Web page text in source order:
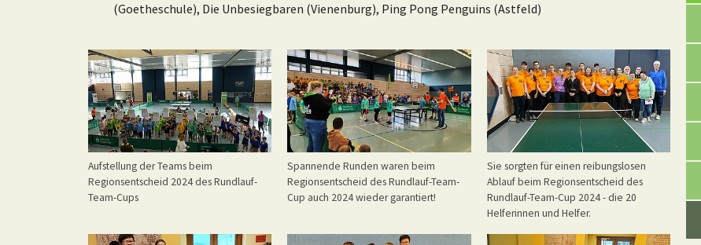
(Goetheschule), Die Unbesiegbaren (Vienenburg), Ping Pong Penguins (Astfeld)
Aufstellung der Teams beim
Regionsentscheid 2024 des Rundlauf-
Team-Cups
Spannende Runden waren beim
Regionsentscheid des Rundlauf-Team-
Cup auch 2024 wieder garantiert!
Sie sorgten für einen reibungslosen
Ablauf beim Regionsentscheid des
Rundlauf-Team-Cup 2024 - die 20
Helferinnen und Helfer.